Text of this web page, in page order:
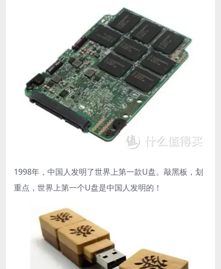
1998年，中国人发明了世界上第一款U盘。敲黑板，划
重点，世界上第一个U盘是中国人发明的！